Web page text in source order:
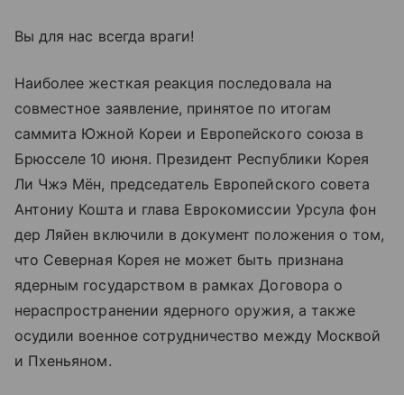
Вы для нас всегда враги!
Наиболее жесткая реакция последовала на
совместное заявление, принятое по итогам
саммита Южной Кореи и Европейского союза в
Брюсселе 10 июня. Президент Республики Корея
Ли Чжэ Мён, председатель Европейского совета
Антониу Кошта и глава Еврокомиссии Урсула фон
дер Ляйен включили в документ положения о том,
что Северная Корея не может быть признана
ядерным государством в рамках Договора о
нераспространении ядерного оружия, а также
осудили военное сотрудничество между Москвой
и Пхеньяном.